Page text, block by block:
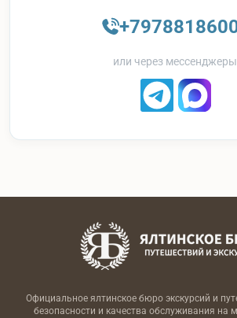
или через
Официальное ялтинское бюро экскурсий и
безопасности и качества обслуживания на